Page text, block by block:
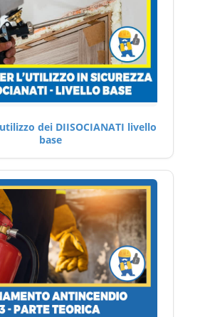
dei DIISOCIANATI livello
base